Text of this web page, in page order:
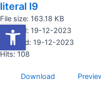
Abrir barra
Ir
al
contenido
literal l9
File size: 163.18 KB
Created: 19-12-2023
Updated: 19-12-2023
Hits: 108
Download
Abrir barra